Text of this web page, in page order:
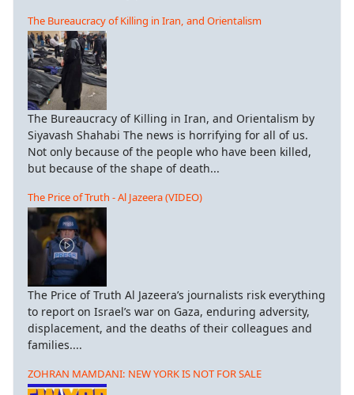
The Bureaucracy of Killing in Iran, and Orientalism
The Bureaucracy of Killing in Iran, and Orientalism by
Siyavash Shahabi The news is horrifying for all of us.
Not only because of the people who have been killed,
but because of the shape of death...
The Price of Truth - Al Jazeera (VIDEO)
The Price of Truth Al Jazeera’s journalists risk everything
to report on Israel’s war on Gaza, enduring adversity,
displacement, and the deaths of their colleagues and
families....
ZOHRAN MAMDANI: NEW YORK IS NOT FOR SALE